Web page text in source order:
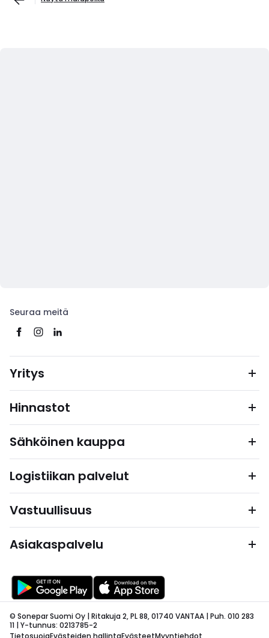
Seuraa meitä
Yritys
Hinnastot
Sähköinen kauppa
Logistiikan palvelut
Vastuullisuus
Asiakaspalvelu
© Sonepar Suomi Oy | Ritakuja 2, PL 88, 01740 VANTAA | Puh. 010 283
11 | Y-tunnus: 0213785-2
TietosuojaEvästeiden hallintaEvästeetMyyntiehdot